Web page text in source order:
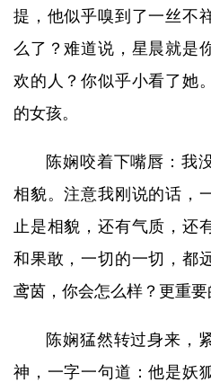
提，他似乎嗅到了一丝不
么了？难道说，星晨就是
欢的人？你似乎小看了她
的女孩。
陈娴咬着下嘴唇：我
相貌。注意我刚说的话，
止是相貌，还有气质，还
和果敢，一切的一切，都
鸢茵，你会怎么样？更重
陈娴猛然转过身来，
神，一字一句道：他是妖